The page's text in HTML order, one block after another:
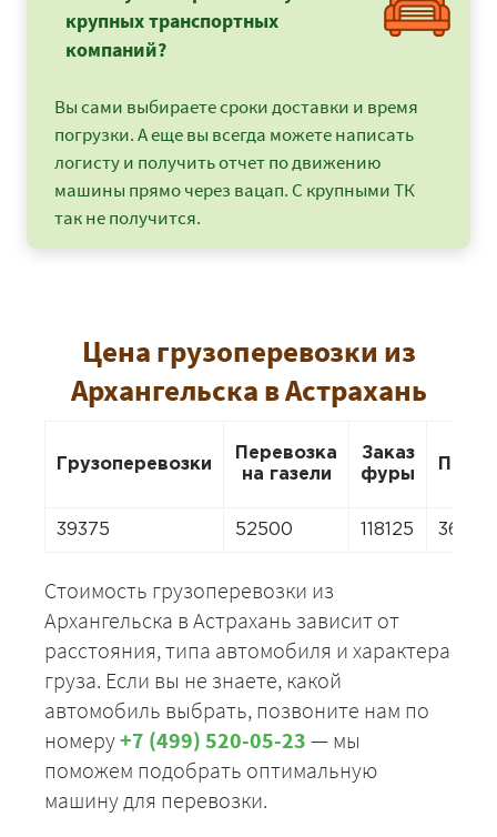
крупных транспортных
компаний?
Вы сами выбираете сроки доставки и время
погрузки. А еще вы всегда можете написать
логисту и получить отчет по движению
машины прямо через вацап. С крупными ТК
так не получится.
Цена грузоперевозки из
Архангельска в Астрахань
Грузоперевозки
Перевозка
на газели
Заказ
фуры
39375 52500 118125 36750
Стоимость грузоперевозки из
Архангельска в Астрахань зависит от
расстояния, типа автомобиля и характера
груза. Если вы не знаете, какой
автомобиль выбрать, позвоните нам по
номеру+7 (499) 520-05-23 — мы
поможем подобрать оптимальную
машину для перевозки.